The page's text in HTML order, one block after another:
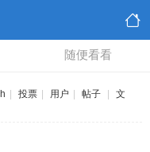
随便看看
投票 用户 帖子
文